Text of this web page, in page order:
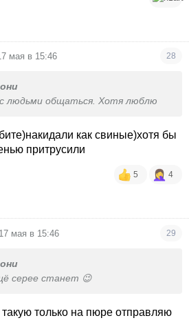
мая в 15:46 28
людьми общаться. Хотя люблю
как свиные)хотя бы
притрусили
5 4
17 мая в 15:46 29
серее станет 😉
только на пюре отправляю